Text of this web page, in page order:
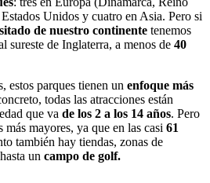
Unidos y cuatro en Asia. Pero si
de nuestro continente tenemos
sureste de Inglaterra, a menos de 40
estos parques tienen un enfoque más
todas las atracciones están
que va de los 2 a los 14 años. Pero
más mayores, ya que en las casi 61
también hay tiendas, zonas de
un campo de golf.